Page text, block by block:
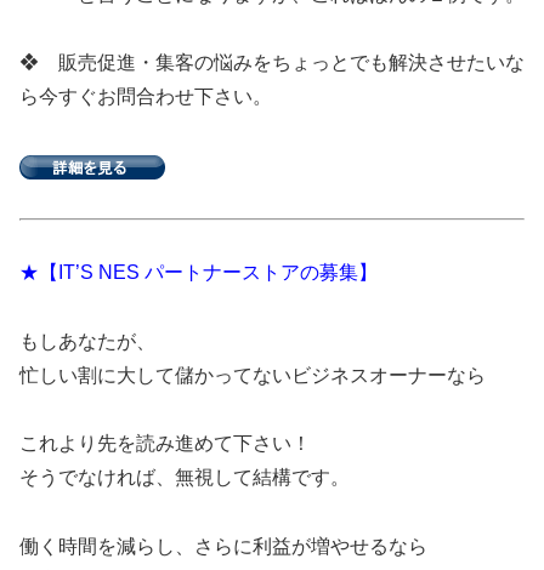
❖ 販売促進・集客の悩みをちょっとでも解決させたいな
ら今すぐお問合わせ下さい。
★【IT’S NES パートナーストアの募集】
もしあなたが、
忙しい割に大して儲かってないビジネスオーナーなら
これより先を読み進めて下さい！
そうでなければ、無視して結構です。
働く時間を減らし、さらに利益が増やせるなら